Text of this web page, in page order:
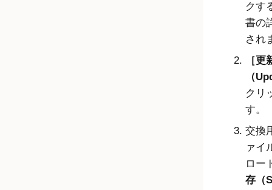
クす
書の
され
更
（
クリ
す。
交換
ァイ
ロー
存（